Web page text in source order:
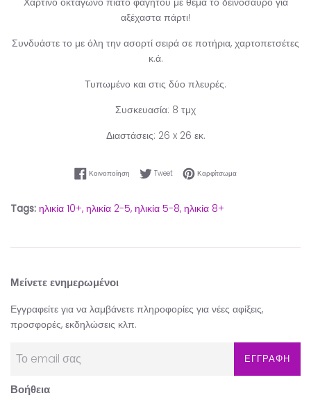
αξέχαστα πάρτι!
Συνδυάστε το με όλη την ασορτί σειρά σε ποτήρια, χαρτοπετσέτες
κ.ά.
Τυπωμένο και στις δύο πλευρές.
Συσκευασία: 8 τμχ
Διαστάσεις: 26 x 26 εκ.
Κοινοποίηση Κοινοποίηση στο Facebook
TweetTweet στο Twitter
ΚαρφίτσωμαΚαρφίτσωμα στο
Tags: ηλικία 10+, ηλικία 2-5, ηλικία 5-8, ηλικία 8+
Μείνετε ενημερωμένοι
Εγγραφείτε για να λαμβάνετε πληροφορίες για νέες αφίξεις,
προσφορές, εκδηλώσεις κλπ.
ΕΓΓΡΑΦΗ
Βοήθεια